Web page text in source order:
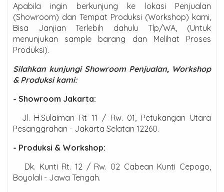
Apabila ingin berkunjung ke lokasi Penjualan
(Showroom) dan Tempat Produksi (Workshop) kami,
Bisa Janjian Terlebih dahulu Tlp/WA, (Untuk
menunjukan sample barang dan Melihat Proses
Produksi).
Silahkan kunjungi Showroom Penjualan, Workshop
& Produksi kami:
- Showroom Jakarta:
Jl. H.Sulaiman Rt 11 / Rw. 01, Petukangan Utara
Pesanggrahan - Jakarta Selatan 12260.
- Produksi & Workshop:
Dk. Kunti Rt. 12 / Rw. 02 Cabean Kunti Cepogo,
Boyolali - Jawa Tengah.